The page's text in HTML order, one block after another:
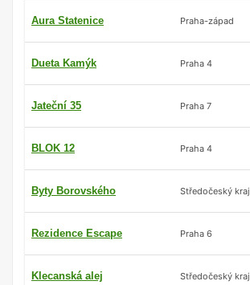
Aura Statenice Praha-západ
Dueta Kamýk Praha 4
Jateční 35 Praha 7
BLOK 12 Praha 4
Byty Borovského Středočeský kraj
Rezidence Escape Praha 6
Klecanská alej Středočeský kraj